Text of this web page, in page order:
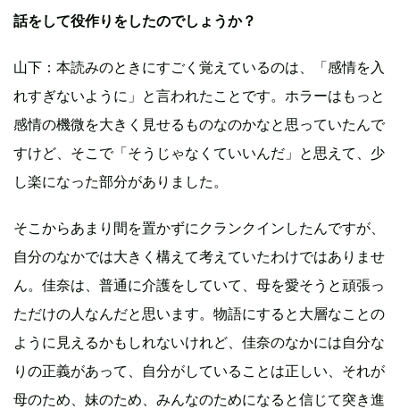
話をして役作りをしたのでしょうか？
山下：本読みのときにすごく覚えているのは、「感情を入
れすぎないように」と言われたことです。ホラーはもっと
感情の機微を大きく見せるものなのかなと思っていたんで
すけど、そこで「そうじゃなくていいんだ」と思えて、少
し楽になった部分がありました。
そこからあまり間を置かずにクランクインしたんですが、
自分のなかでは大きく構えて考えていたわけではありませ
ん。佳奈は、普通に介護をしていて、母を愛そうと頑張っ
ただけの人なんだと思います。物語にすると大層なことの
ように見えるかもしれないけれど、佳奈のなかには自分な
りの正義があって、自分がしていることは正しい、それが
母のため、妹のため、みんなのためになると信じて突き進